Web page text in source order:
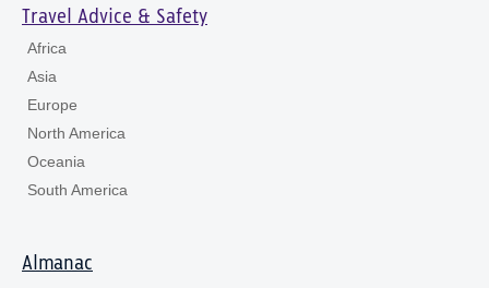
Travel Advice & Safety
Africa
Asia
Europe
North America
Oceania
South America
Almanac